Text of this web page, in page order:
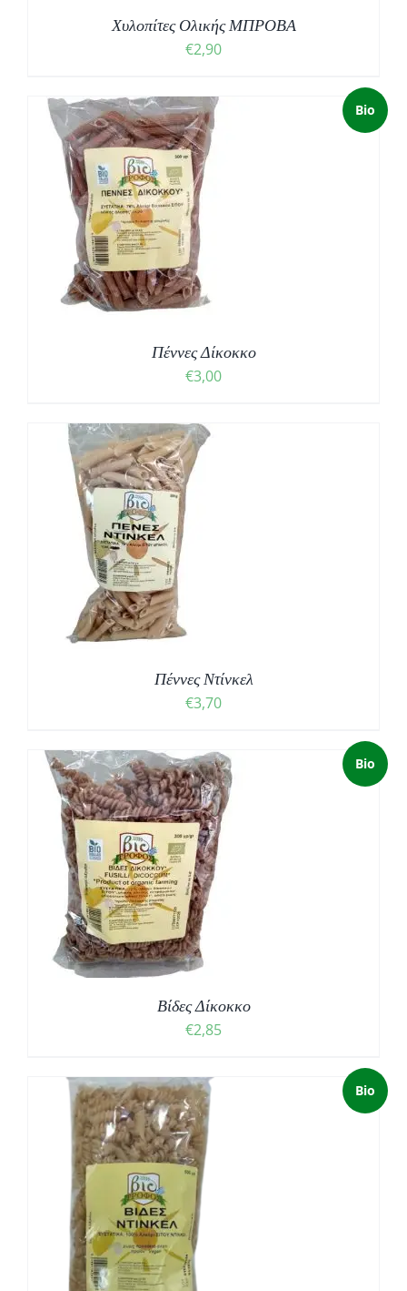
Χυλοπίτες Ολικής ΜΠΡΟΒΑ
€2,90
Bio
Πέννες Δίκοκκο
€3,00
Πέννες Ντίνκελ
€3,70
Bio
Βίδες Δίκοκκο
€2,85
Bio